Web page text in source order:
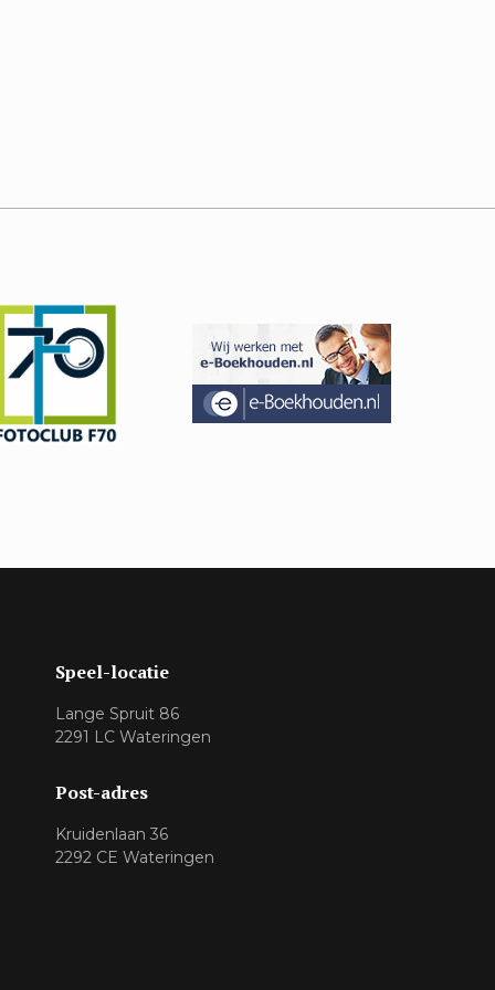
Speel-locatie
Lange Spruit 86
2291 LC Wateringen
Post-adres
Kruidenlaan 36
2292 CE Wateringen